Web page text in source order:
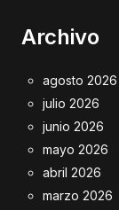
Archivo
agosto 2026
julio 2026
junio 2026
mayo 2026
abril 2026
marzo 2026